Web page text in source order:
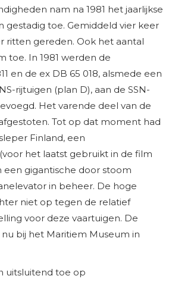
nam na 1981 het jaarlijkse
gestadig toe. Gemiddeld vier keer
ritten gereden. Ook het aantal
toe. In 1981 werden de
en de ex DB 65 018, alsmede een
rijtuigen (plan D), aan de SSN-
Het varende deel van de
afgestoten. Tot op dat moment had
Finland, een
het laatst gebruikt in de film
een gigantische door stoom
in beheer. De hoge
niet op tegen de relatief
voor deze vaartuigen. De
bij het Maritiem Museum in
uitsluitend toe op